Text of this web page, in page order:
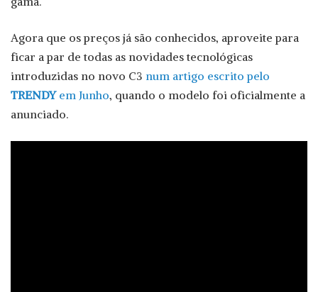
Agora que os preços já são conhecidos, aproveite para
ficar a par de todas as novidades tecnológicas
introduzidas no novo C3 num artigo escrito pelo
TRENDYem Junho, quando o modelo foi oficialmente a
anunciado.